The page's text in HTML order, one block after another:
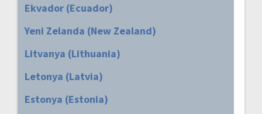
Ekvador (Ecuador)
Yeni Zelanda (New Zealand)
Litvanya (Lithuania)
Letonya (Latvia)
Estonya (Estonia)